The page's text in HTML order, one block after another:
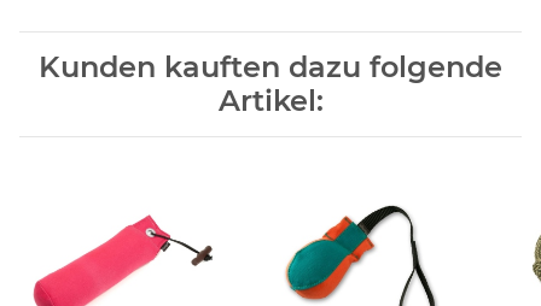
Kunden kauften dazu folgende
Artikel: